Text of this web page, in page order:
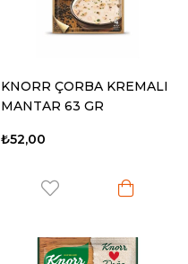
KNORR ÇORBA KREMALI
MANTAR 63 GR
₺52,00